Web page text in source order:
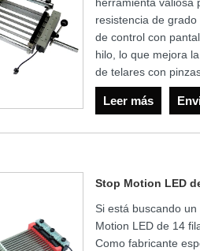
resistencia de
de control con
hilo, lo que mejora
de telares con
Leer más
Stop Motion LED
Si está buscando
Motion LED de 14
Como fabricante